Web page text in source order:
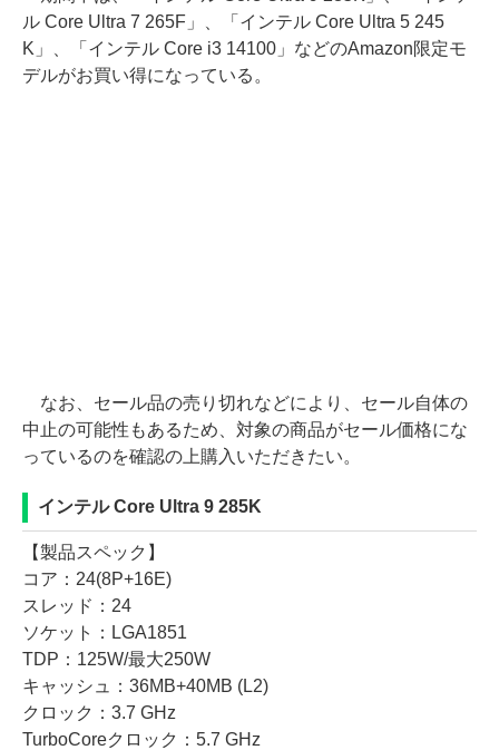
ル Core Ultra 7 265F」、「インテル Core Ultra 5 245
K」、「インテル Core i3 14100」などのAmazon限定モ
デルがお買い得になっている。
なお、セール品の売り切れなどにより、セール自体の
中止の可能性もあるため、対象の商品がセール価格にな
っているのを確認の上購入いただきたい。
インテル Core Ultra 9 285K
【製品スペック】
コア：24(8P+16E)
スレッド：24
ソケット：LGA1851
TDP：125W/最大250W
キャッシュ：36MB+40MB (L2)
クロック：3.7 GHz
TurboCoreクロック：5.7 GHz